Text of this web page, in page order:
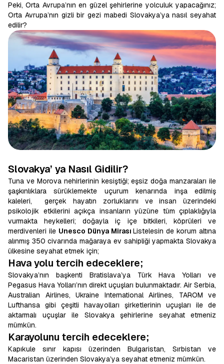
Peki, Orta Avrupa’nın en güzel şehirlerine yolculuk yapacağınız;
Orta Avrupa’nın gizli bir gezi mabedi Slovakya’ya nasıl seyahat
edilir?
Slovakya’ ya Nasıl Gidilir?
Tuna ve Morova nehirlerinin kesiştiği; eşsiz doğa manzaraları ile
şaşkınlıklara sürüklemekte uçurum kenarında inşa edilmiş
kaleleri, gerçek hayatın zorluklarını ve insan üzerindeki
psikolojik etkilerini açıkça insanların yüzüne tüm çıplaklığıyla
vurmakta heykelleri; doğayla iç içe bitkileri, köprüleri ve
merdivenleri ile Unesco Dünya MirasıListelesin de korum altına
alınmış 350 civarında mağaraya ev sahipliği yapmakta Slovakya
ülkesine seyahat etmek için;
Hava yolu tercih edeceklere;
Slovakya’nın başkenti Bratislava’ya Türk Hava Yolları ve
Pegasus Hava Yolları’nın direkt uçuşları bulunmaktadır. Air Serbia,
Australian Airlines, Ukraine International Airlines, TAROM ve
Lufthansa gibi çeşitli havayolları şirketlerinin uçuşları ile de
aktarmalı uçuşlar ile Slovakya şehirlerine seyahat etmeniz
mümkün.
Karayolunu tercih edeceklere;
Kapıkule sınır kapısı üzerinden Bulgaristan, Sırbistan ve
Macaristan üzerinden Slovakya’ya seyahat etmeniz mümkün.